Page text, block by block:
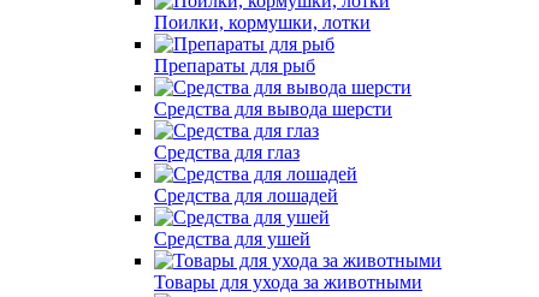
Поилки, кормушки, лотки
Препараты для рыб
Средства для вывода шерсти
Средства для глаз
Средства для лошадей
Средства для ушей
Товары для ухода за животными